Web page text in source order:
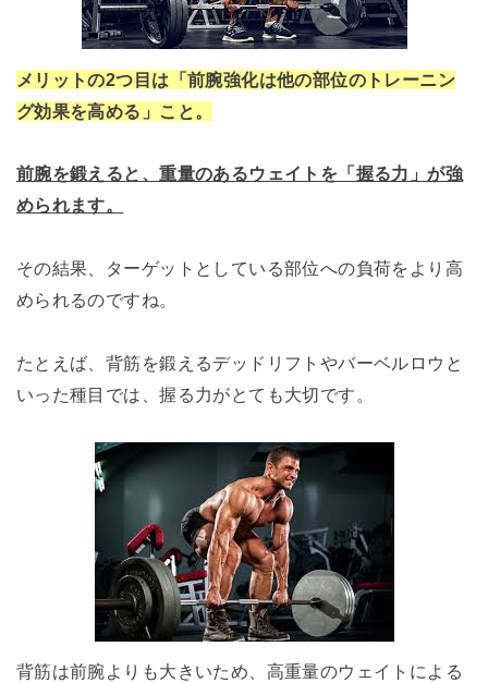
メリットの2つ目は「前腕強化は他の部位のトレーニン
グ効果を高める」こと。
前腕を鍛えると、重量のあるウェイトを「握る力」が強
められます。
その結果、ターゲットとしている部位への負荷をより高
められるのですね。
たとえば、背筋を鍛えるデッドリフトやバーベルロウと
いった種目では、握る力がとても大切です。
背筋は前腕よりも大きいため、高重量のウェイトによる